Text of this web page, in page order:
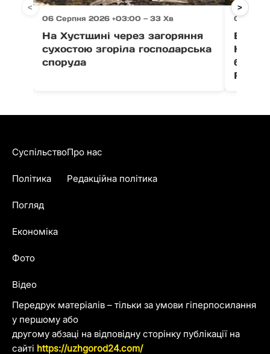
06 Серпня 2026 +03:00 — 33 Хв
На Хустщині через загоряння
сухостою згоріла господарська
споруда
06
В
Fest
< >
Передрук матеріалів – тільки за умови гіперпосилання
у першому або
другому абзаці на відповідну сторінку публікації на
сайті https://uzhgorod24.com/
Суспільство
Політика
Погляд
Економіка
Фото
Відео
Про нас
Редакційна політика